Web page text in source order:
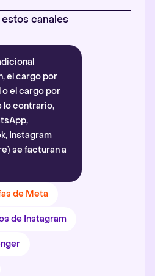
canales
el cargo por
el cargo por
lo contrario,
Instagram
se facturan a
de Meta
de Instagram